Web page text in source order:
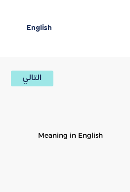
English
التالي
Meaning in English